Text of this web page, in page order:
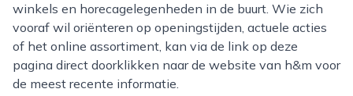
winkels en horecagelegenheden in de buurt. Wie zich
vooraf wil oriënteren op openingstijden, actuele acties
of het online assortiment, kan via de link op deze
pagina direct doorklikken naar de website van h&m voor
de meest recente informatie.